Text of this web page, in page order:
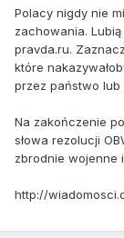
Polacy nigdy nie
zachowania.
pravda.ru.
które
przez państwo lub
Na zakończenie
słowa rezolucji
zbrodnie wojenne
http://